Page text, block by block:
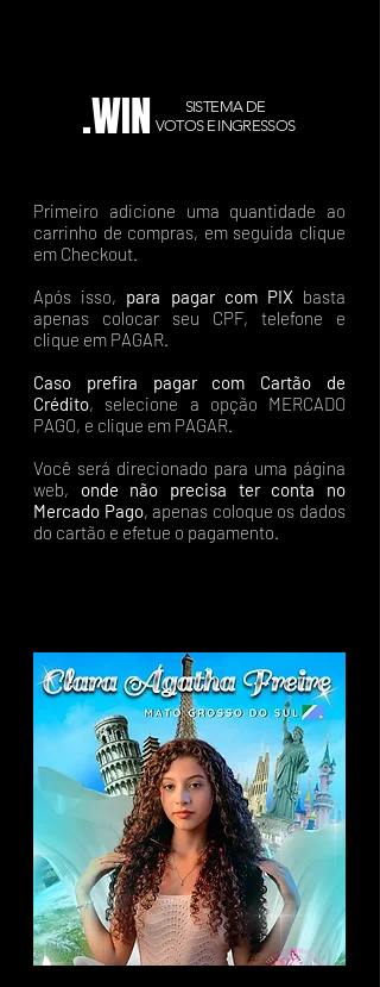
.WIN
SISTEMA DE
VOTOS E INGRESSOS
Primeiro adicione uma quantidade ao
carrinho de compras, em seguida clique
em Checkout.
Após isso, para pagar com PIX basta
apenas colocar seu CPF, telefone e
clique em PAGAR.
Caso prefira pagar com Cartão de
Crédito, selecione a opção MERCADO
PAGO, e clique em PAGAR.
Você será direcionado para uma página
web, onde não precisa ter conta no
Mercado Pago, apenas coloque os dados
do cartão e efetue o pagamento.